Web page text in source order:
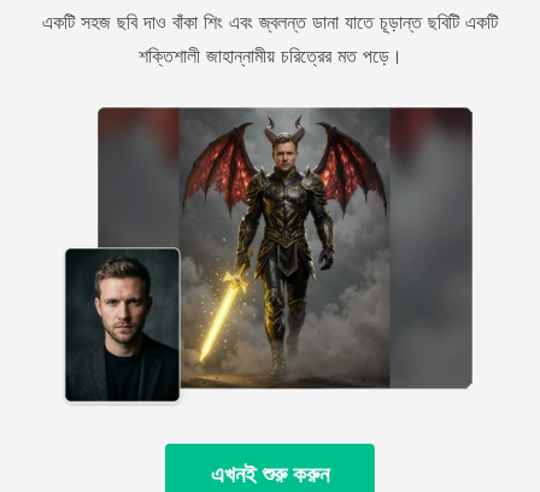
একটি সহজ ছবি দাও বাঁকা শিং এবং জ্বলন্ত ডানা যাতে চূড়ান্ত ছবিটি একটি
শক্তিশালী জাহান্নামীয় চরিত্রের মত পড়ে।
এখনই শুরু করুন